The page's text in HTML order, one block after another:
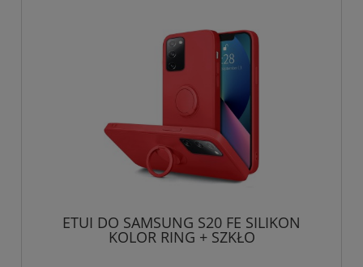
ETUI DO SAMSUNG S20 FE SILIKON
KOLOR RING + SZKŁO